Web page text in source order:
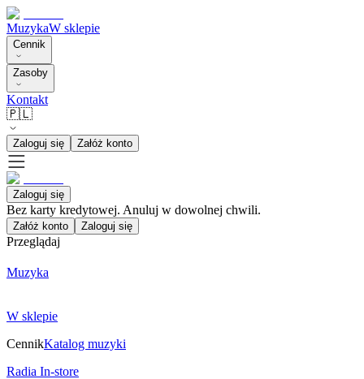
MuzykaW sklepie
Cennik
Zasoby
Kontakt
🇵🇱
Zaloguj się Załóż konto
Zaloguj się
Bez karty kredytowej. Anuluj w dowolnej chwili.
Załóż konto Zaloguj się
Przeglądaj
Muzyka
W sklepie
CennikKatalog muzyki
Radia In-store